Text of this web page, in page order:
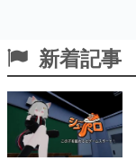
新着記事